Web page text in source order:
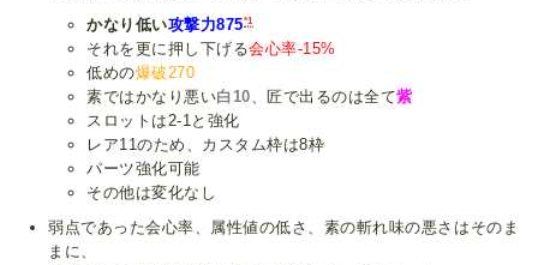
かなり低い攻撃力875*1
それを更に押し下げる会心率-15%
低めの爆破270
素ではかなり悪い白10、匠で出るのは全て紫
スロットは2-1と強化
レア11のため、カスタム枠は8枠
パーツ強化可能
その他は変化なし
弱点であった会心率、属性値の低さ、素の斬れ味の悪さはそのま
まに、